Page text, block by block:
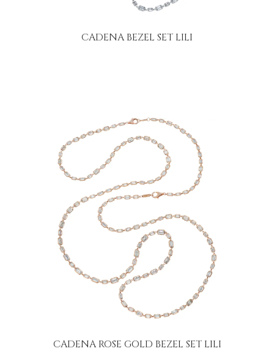
CADENA BEZEL SET LILI
CADENA ROSE GOLD BEZEL SET LILI